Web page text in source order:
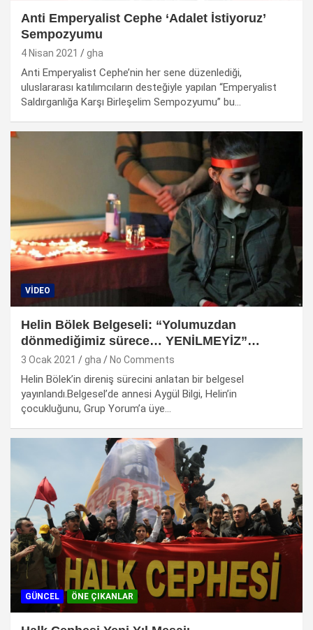
Anti Emperyalist Cephe ‘Adalet İstiyoruz’
Sempozyumu
4 Nisan 2021 gha
Anti Emperyalist Cephe’nin her sene düzenlediği,
uluslararası katılımcıların desteğiyle yapılan “Emperyalist
Saldırganlığa Karşı Birleşelim Sempozyumu” bu…
VIDEO
Helin Bölek Belgeseli: “Yolumuzdan
dönmediğimiz sürece… YENİLMEYİZ”…
3 Ocak 2021 gha No Comments
Helin Bölek’in direniş sürecini anlatan bir belgesel
yayınlandı.Belgesel’de annesi Aygül Bilgi, Helin’in
çocukluğunu, Grup Yorum’a üye…
GÜNCEL ÖNE ÇIKANLAR